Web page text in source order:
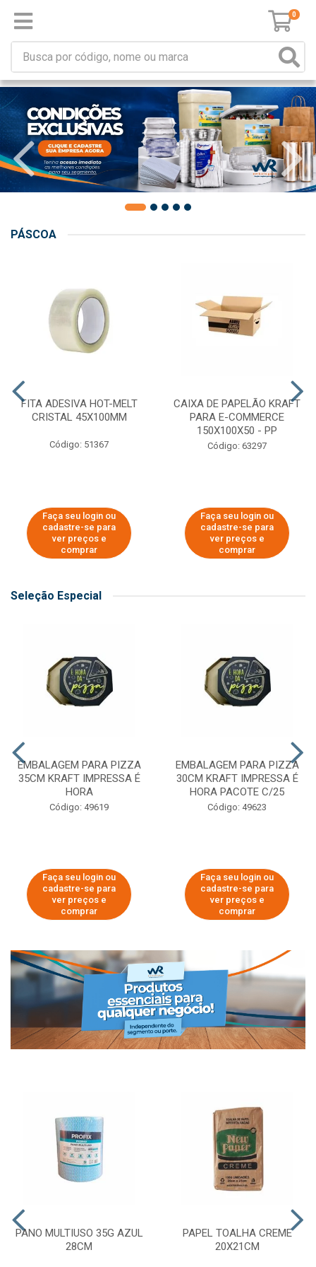
0
PÁSCOA
FITA ADESIVA HOT-MELT
CRISTAL 45X100MM
Código: 51367
Faça seu login ou
cadastre-se para
ver preços e
comprar
CAIXA DE PAPELÃO KRAFT
PARA E-COMMERCE
150X100X50 - PP
Código: 63297
Faça seu login ou
cadastre-se para
ver preços e
comprar
Seleção Especial
EMBALAGEM PARA PIZZA
35CM KRAFT IMPRESSA É
HORA
Código: 49619
Faça seu login ou
cadastre-se para
ver preços e
comprar
EMBALAGEM PARA PIZZA
30CM KRAFT IMPRESSA É
HORA PACOTE C/25
Código: 49623
Faça seu login ou
cadastre-se para
ver preços e
comprar
PANO MULTIUSO 35G AZUL
28CM
PAPEL TOALHA CREME
20X21CM